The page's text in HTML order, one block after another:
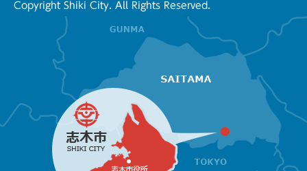
Copyright Shiki City. All Rights Reserved.